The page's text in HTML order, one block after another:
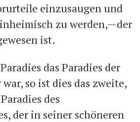
einzusaugen und
zu werden,—der
ist.
das Paradies der
so ist dies das zweite,
des
der in seiner schöneren